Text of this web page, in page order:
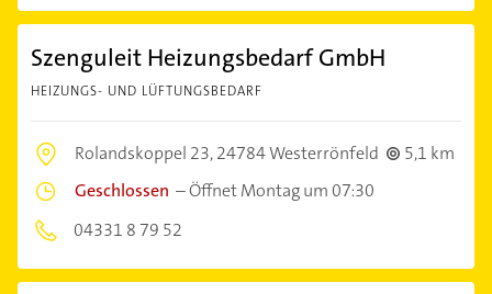
Szenguleit Heizungsbedarf GmbH
HEIZUNGS- UND LÜFTUNGSBEDARF
Rolandskoppel 23,24784 Westerrönfeld
5,1 km
Geschlossen –Öffnet Montag um 07:30
04331 8 79 52